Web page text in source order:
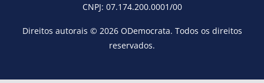
CNPJ: 07.174.200.0001/00
Direitos autorais © 2026 ODemocrata. Todos os direitos
reservados.